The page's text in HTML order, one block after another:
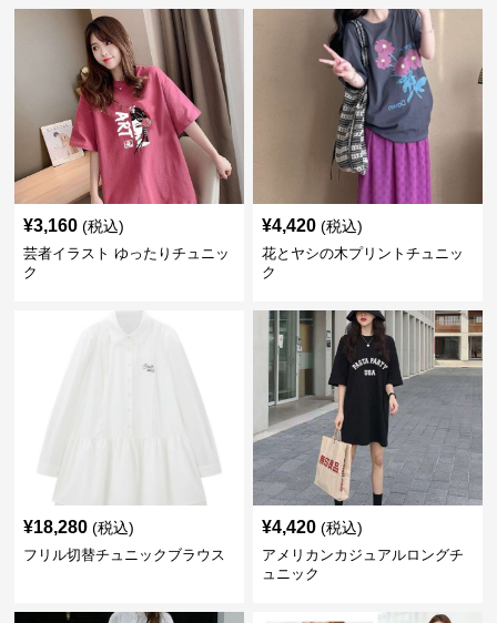
¥3,160 (税込)
芸者イラスト ゆったりチュニッ
ク
¥4,420 (税込)
花とヤシの木プリントチュニッ
ク
¥18,280 (税込)
フリル切替チュニックブラウス
¥4,420 (税込)
アメリカンカジュアルロングチ
ュニック